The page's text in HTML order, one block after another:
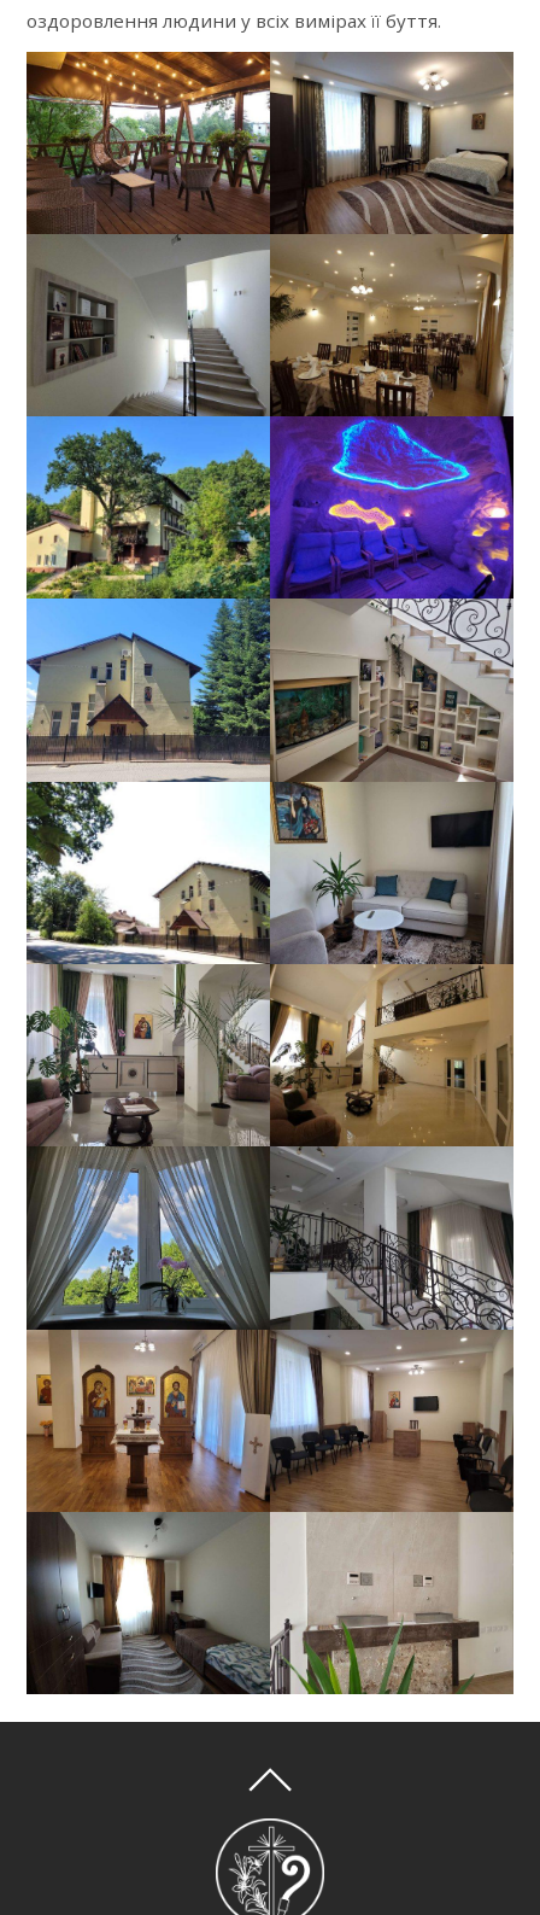
оздоровлення людини у всіх вимірах її буття.